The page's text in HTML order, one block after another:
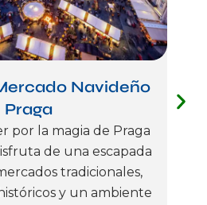
Navideño
Praga
por la magia de Praga
de una escapada
tradicionales,
y un ambiente